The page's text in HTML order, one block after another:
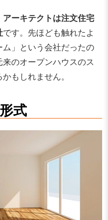
ーキテクトは注文住宅
です。先ほども触れたよ
」という会社だったの
のオープンハウスのス
もしれません。
式